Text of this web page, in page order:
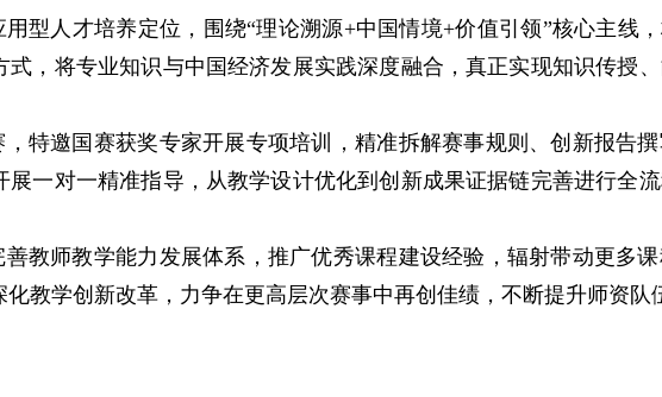
用型人才培养定位，围绕“理论溯源+中国情境+价值引领”核心主线
式，将专业知识与中国经济发展实践深度融合，真正实现知识传授
特邀国赛获奖专家开展专项培训，精准拆解赛事规则、创新报告
展一对一精准指导，从教学设计优化到创新成果证据链完善进行全
教师教学能力发展体系，推广优秀课程建设经验，辐射带动更多
教学创新改革，力争在更高层次赛事中再创佳绩，不断提升师资队